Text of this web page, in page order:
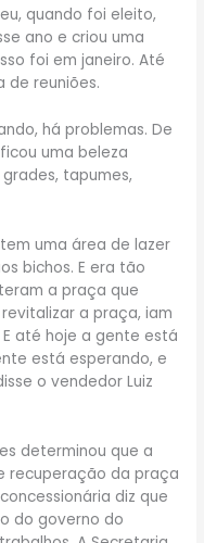
quando foi eleito,
ano e criou uma
foi em janeiro. Até
de reuniões.
há problemas. De
uma beleza
tapumes,
uma área de lazer
bichos. E era tão
a praça que
a praça, iam
até hoje a gente está
está esperando, e
o vendedor Luiz
determinou que a
recuperação da praça
diz que
do governo do